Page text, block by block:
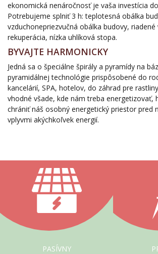
ekonomická nenáročnosť je vaša investícia
Potrebujeme splniť 3 h: teplotesná obálka
vzduchonepriezvučná obálka budovy, riadené
rekuperácia, nízka uhlíková stopa.
BYVAJTE HARMONICKY
Jedná sa o špeciálne špirály a pyramídy na
pyramidálnej technológie prispôsobené do
kancelárií, SPA, hotelov, do záhrad pre
vhodné všade, kde nám treba energetizovať,
chrániť náš osobný energetický priestor pred
vplyvmi akýchkoľvek energií.
PASÍVNY